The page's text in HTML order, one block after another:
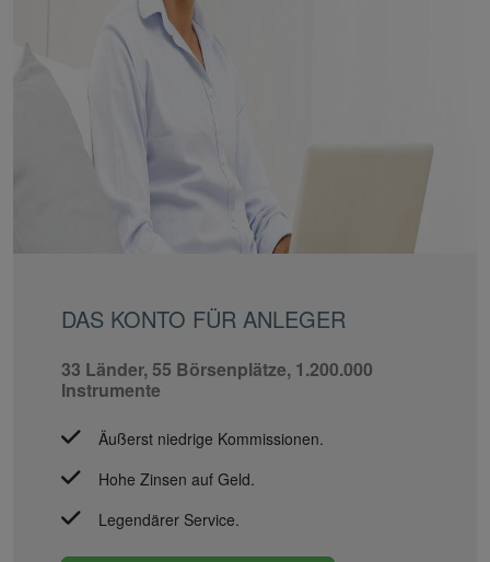
DAS KONTO FÜR ANLEGER
33 Länder, 55 Börsenplätze, 1.200.000
Instrumente
Äußerst niedrige Kommissionen.
Hohe Zinsen auf Geld.
Legendärer Service.